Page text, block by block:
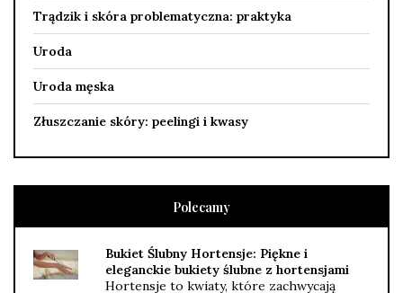
Trądzik i skóra problematyczna: praktyka
Uroda
Uroda męska
Złuszczanie skóry: peelingi i kwasy
Polecamy
Bukiet Ślubny Hortensje: Piękne i
eleganckie bukiety ślubne z hortensjami
Hortensje to kwiaty, które zachwycają